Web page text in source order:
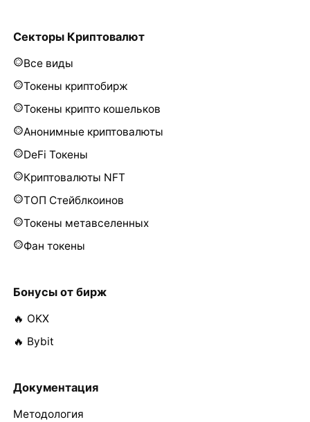
Секторы Криптовалют
Все виды
Токены криптобирж
Токены крипто кошельков
Анонимные криптовалюты
DeFi Токены
Криптовалюты NFT
ТОП Стейблкоинов
Токены метавселенных
Фан токены
Бонусы от бирж
🔥 OKX
🔥 Bybit
Документация
Методология